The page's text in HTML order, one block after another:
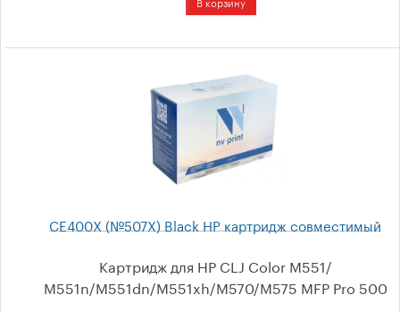
CE400X (№507X) Black HP картридж совместимый
Картридж для HP CLJ Color M551/
М551n/M551dn/M551xh/M570/M575 MFP Pro 500